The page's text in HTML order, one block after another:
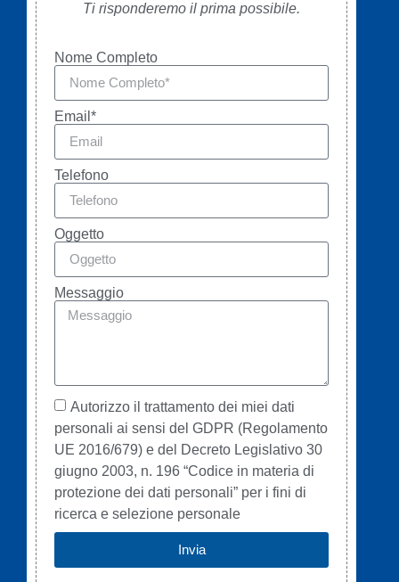
Ti risponderemo il prima possibile.
Nome Completo
Email*
Telefono
Oggetto
Messaggio
Autorizzo il trattamento dei miei dati
personali ai sensi del GDPR (Regolamento
UE 2016/679) e del Decreto Legislativo 30
giugno 2003, n. 196 “Codice in materia di
protezione dei dati personali” per i fini di
ricerca e selezione personale
Invia